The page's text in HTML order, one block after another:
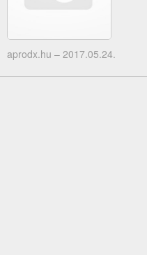
aprodx.hu – 2017.05.24.